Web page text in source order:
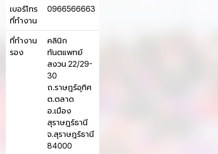
เบอร์โทร
ที่ทำงาน
0966566663
ที่ทำงาน
รอง
คลินิก
ทันตแพทย์
สงวน 22/29-
30
ถ.ราษฎร์อุทิศ
ต.ตลาด
อ.เมือง
สุราษฎร์ธานี
จ.สุราษฎร์ธานี
84000